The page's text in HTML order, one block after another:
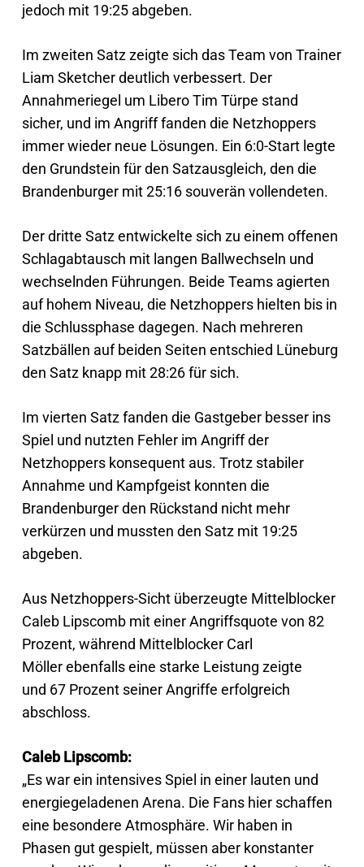
jedoch mit 19:25 abgeben.
Im zweiten Satz zeigte sich das Team von Trainer
Liam Sketcher deutlich verbessert. Der
Annahmeriegel um Libero Tim Türpe stand
sicher, und im Angriff fanden die Netzhoppers
immer wieder neue Lösungen. Ein 6:0-Start legte
den Grundstein für den Satzausgleich, den die
Brandenburger mit 25:16 souverän vollendeten.
Der dritte Satz entwickelte sich zu einem offenen
Schlagabtausch mit langen Ballwechseln und
wechselnden Führungen. Beide Teams agierten
auf hohem Niveau, die Netzhoppers hielten bis in
die Schlussphase dagegen. Nach mehreren
Satzbällen auf beiden Seiten entschied Lüneburg
den Satz knapp mit 28:26 für sich.
Im vierten Satz fanden die Gastgeber besser ins
Spiel und nutzten Fehler im Angriff der
Netzhoppers konsequent aus. Trotz stabiler
Annahme und Kampfgeist konnten die
Brandenburger den Rückstand nicht mehr
verkürzen und mussten den Satz mit 19:25
abgeben.
Aus Netzhoppers-Sicht überzeugte Mittelblocker
Caleb Lipscomb mit einer Angriffsquote von 82
Prozent, während Mittelblocker Carl
Möller ebenfalls eine starke Leistung zeigte
und 67 Prozent seiner Angriffe erfolgreich
abschloss.
Caleb Lipscomb:
„Es war ein intensives Spiel in einer lauten und
energiegeladenen Arena. Die Fans hier schaffen
eine besondere Atmosphäre. Wir haben in
Phasen gut gespielt, müssen aber konstanter